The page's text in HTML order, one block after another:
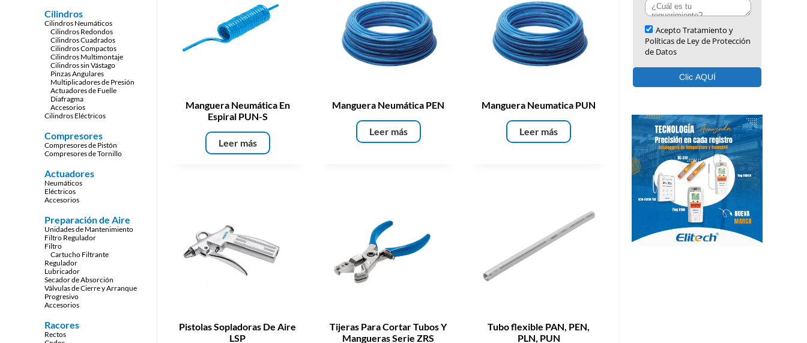
Cilindros
Cilindros Neumáticos
Cilindros Redondos
Cilindros Cuadrados
Cilindros Compactos
Cilindros Multimontaje
Cilindros sin Vástago
Pinzas Angulares
Multiplicadores de Presión
Actuadores de Fuelle
Diafragma
Accesorios
Cilindros Eléctricos
Compresores
Compresores de Pistón
Compresores de Tornillo
Actuadores
Neumáticos
Eléctricos
Accesorios
Preparación de Aire
Unidades de Mantenimiento
Filtro Regulador
Filtro
Cartucho Filtrante
Regulador
Lubricador
Secador de Absorción
Válvulas de Cierre y Arranque
Progresivo
Accesorios
Racores
Rectos
Manguera Neumática En
Espiral PUN-S
Leer más
Manguera Neumática PEN
Leer más
Manguera Neumatica PUN
Leer más
Pistolas Sopladoras De Aire
LSP
Tijeras Para Cortar Tubos Y
Mangueras Serie ZRS
Tubo flexible PAN, PEN,
PLN, PUN